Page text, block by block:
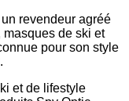
un revendeur agréé
de ski et
pour son style
.
et de lifestyle